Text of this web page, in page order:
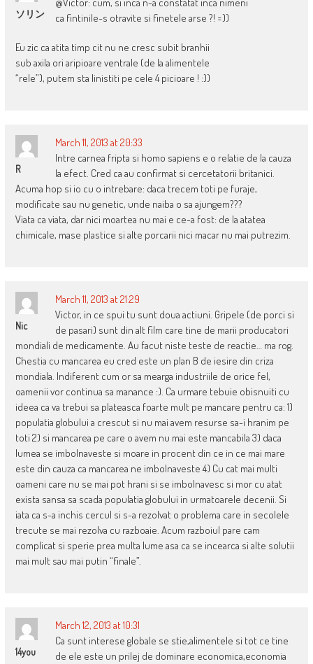
ソリン
@Victor: cum, si inca n-a constatat inca nimeni
ca fintinile-s otravite si finetele arse ?! =))
Eu zic ca atita timp cit nu ne cresc subit branhii
sub axila ori aripioare ventrale (de la alimentele
“rele”), putem sta linistiti pe cele 4 picioare ! :))
R
March 11, 2013 at 20:33
Intre carnea fripta si homo sapiens e o relatie de la cauza
la efect. Cred ca au confirmat si cercetatorii britanici.
Acuma hop si io cu o intrebare: daca trecem toti pe furaje,
modificate sau nu genetic, unde naiba o sa ajungem???
Viata ca viata, dar nici moartea nu mai e ce-a fost: de la atatea
chimicale, mase plastice si alte porcarii nici macar nu mai putrezim.
Nic
March 11, 2013 at 21:29
Victor, in ce spui tu sunt doua actiuni. Gripele (de porci si
de pasari) sunt din alt film care tine de marii producatori
mondiali de medicamente. Au facut niste teste de reactie… ma rog.
Chestia cu mancarea eu cred este un plan B de iesire din criza
mondiala. Indiferent cum or sa mearga industriile de orice fel,
oamenii vor continua sa manance :). Ca urmare tebuie obisnuiti cu
ideea ca va trebui sa plateasca foarte mult pe mancare pentru ca: 1)
populatia globului a crescut si nu mai avem resurse sa-i hranim pe
toti 2) si mancarea pe care o avem nu mai este mancabila 3) daca
lumea se imbolnaveste si moare in procent din ce in ce mai mare
este din cauza ca mancarea ne imbolnaveste 4) Cu cat mai multi
oameni care nu se mai pot hrani si se imbolnavesc si mor cu atat
exista sansa sa scada populatia globului in urmatoarele decenii. Si
iata ca s-a inchis cercul si s-a rezolvat o problema care in secolele
trecute se mai rezolva cu razboaie. Acum razboiul pare cam
complicat si sperie prea multa lume asa ca se incearca si alte solutii
mai mult sau mai putin “finale”.
14you
March 12, 2013 at 10:31
Ca sunt interese globale se stie,alimentele si tot ce tine
de ele este un prilej de dominare economica,economia